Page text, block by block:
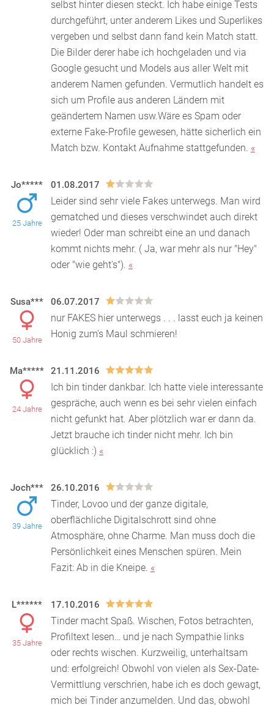
selbst hinter diesen steckt. Ich habe einige Tests
durchgeführt, unter anderem Likes und Superlikes
vergeben und selbst dann fand kein Match statt.
Die Bilder derer habe ich hochgeladen und via
Google gesucht und Models aus aller Welt mit
anderem Namen gefunden. Vermutlich handelt es
sich um Profile aus anderen Ländern mit
geändertem Namen usw.Wäre es Spam oder
externe Fake-Profile gewesen, hätte sicherlich ein
Match bzw. Kontakt Aufnahme stattgefunden. «
Jo*****
25 Jahre
01.08.2017
Leider sind sehr viele Fakes unterwegs. Man wird
gematched und dieses verschwindet auch direkt
wieder! Oder man schreibt eine an und danach
kommt nichts mehr. ( Ja, war mehr als nur "Hey"
oder "wie geht's"). «
Susa***
50 Jahre
06.07.2017
nur FAKES hier unterwegs . . . lasst euch ja keinen
Honig zum's Maul schmieren!
Ma*****
24 Jahre
21.11.2016
Ich bin tinder dankbar. Ich hatte viele interessante
gespräche, auch wenn es bei sehr vielen einfach
nicht gefunkt hat. Aber plötzlich war er dann da.
Jetzt brauche ich tinder nicht mehr. Ich bin
glücklich :) «
Joch***
39 Jahre
26.10.2016
Tinder, Lovoo und der ganze digitale,
oberflächliche Digitalschrott sind ohne
Atmosphäre, ohne Charme. Man muss doch die
Persönlichkeit eines Menschen spüren. Mein
Fazit: Ab in die Kneipe. «
L******
35 Jahre
17.10.2016
Tinder macht Spaß. Wischen, Fotos betrachten,
Profiltext lesen… und je nach Sympathie links
oder rechts wischen. Kurzweilig, unterhaltsam
und: erfolgreich! Obwohl von vielen als Sex-Date-
Vermittlung verschrien, habe ich es doch gewagt,
mich bei Tinder anzumelden. Und das, obwohl